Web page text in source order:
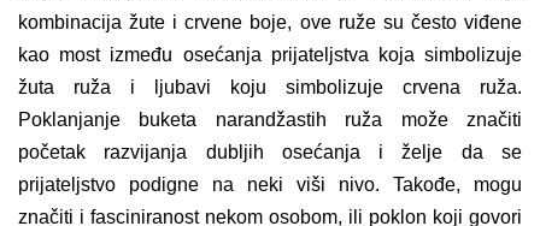
kombinacija žute i crvene boje, ove ruže su često viđene
kao most između osećanja prijateljstva koja simbolizuje
žuta ruža i ljubavi koju simbolizuje crvena ruža.
Poklanjanje buketa narandžastih ruža može značiti
početak razvijanja dubljih osećanja i želje da se
prijateljstvo podigne na neki viši nivo. Takođe, mogu
značiti i fasciniranost nekom osobom, ili poklon koji govori